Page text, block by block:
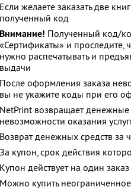
Если желаете заказать две
полученный код
Внимание! Полученный код/
«Сертификаты» и проследите,
нужно распечатывать и
выдачи
После оформления заказа
вы не укажите коды при его
NetPrint возвращает денежные
невозможности оказания
Возврат денежных средств за
За купон, срок действия
Купон действует на один заказ
Можно купить